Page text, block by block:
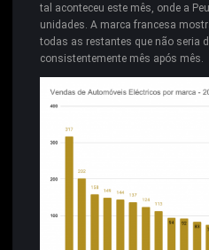
tal aconteceu este mês, onde a
unidades. A marca francesa
todas as restantes que não seria
consistentemente mês após mês.